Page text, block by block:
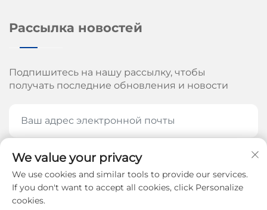
Рассылка новостей
Подпишитесь на нашу рассылку, чтобы
получать последние обновления и новости
ПОДПИШИТЕСЬ СЕЙЧАС
We value your privacy
We use cookies and similar tools to provide our services.
If you don't want to accept all cookies, click Personalize
cookies.